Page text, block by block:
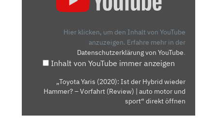
HAMMER?
VORFAHRT
Hier klicken, um den Inhalt von YouTube
anzuzeigen. Erfahre mehr in der
Datenschutzerklärung von YouTube.
Inhalt von YouTube immer anzeigen
„Toyota Yaris (2020): Ist der Hybrid wieder
Hammer? – Vorfahrt (Review) | auto motor und
sport“ direkt öffnen